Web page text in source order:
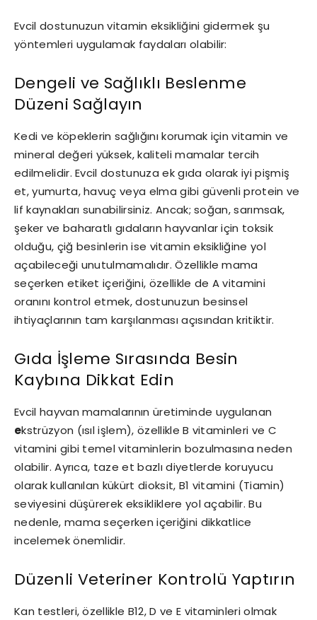
Evcil dostunuzun vitamin eksikliğini gidermek şu
yöntemleri uygulamak faydaları olabilir:
Dengeli ve Sağlıklı Beslenme
Düzeni Sağlayın
Kedi ve köpeklerin sağlığını korumak için vitamin ve
mineral değeri yüksek, kaliteli mamalar tercih
edilmelidir. Evcil dostunuza ek gıda olarak iyi pişmiş
et, yumurta, havuç veya elma gibi güvenli protein ve
lif kaynakları sunabilirsiniz. Ancak; soğan, sarımsak,
şeker ve baharatlı gıdaların hayvanlar için toksik
olduğu, çiğ besinlerin ise vitamin eksikliğine yol
açabileceği unutulmamalıdır. Özellikle mama
seçerken etiket içeriğini, özellikle de A vitamini
oranını kontrol etmek, dostunuzun besinsel
ihtiyaçlarının tam karşılanması açısından kritiktir.
Gıda İşleme Sırasında Besin
Kaybına Dikkat Edin
Evcil hayvan mamalarının üretiminde uygulanan
ekstrüzyon (ısıl işlem), özellikle B vitaminleri ve C
vitamini gibi temel vitaminlerin bozulmasına neden
olabilir. Ayrıca, taze et bazlı diyetlerde koruyucu
olarak kullanılan kükürt dioksit, B1 vitamini (Tiamin)
seviyesini düşürerek eksikliklere yol açabilir. Bu
nedenle, mama seçerken içeriğini dikkatlice
incelemek önemlidir.
Düzenli Veteriner Kontrolü Yaptırın
Kan testleri, özellikle B12, D ve E vitaminleri olmak